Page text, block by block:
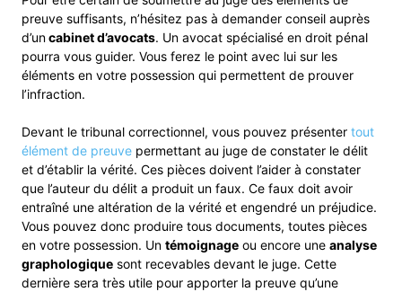
preuve suffisants, n’hésitez pas à demander conseil auprès
d’uncabinet d’avocats. Un avocat spécialisé en droit pénal
pourra vous guider. Vous ferez le point avec lui sur les
éléments en votre possession qui permettent de prouver
l’infraction.
Devant le tribunal correctionnel, vous pouvez présenter tout
élément de preuve permettant au juge de constater le délit
et d’établir la vérité. Ces pièces doivent l’aider à constater
que l’auteur du délit a produit un faux. Ce faux doit avoir
entraîné une altération de la vérité et engendré un préjudice.
Vous pouvez donc produire tous documents, toutes pièces
en votre possession. Un témoignage ou encore une analyse
graphologique sont recevables devant le juge. Cette
dernière sera très utile pour apporter la preuve qu’une